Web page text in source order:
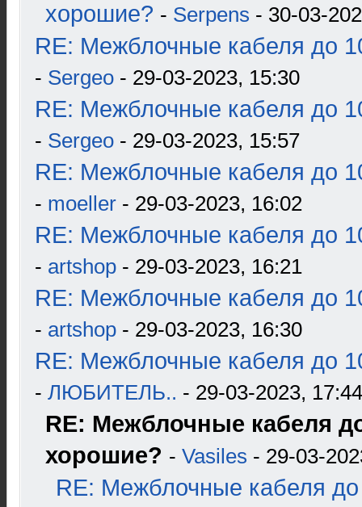
хорошие? - Serpens - 30-03-
RE: Межблочные кабеля до
- Sergeo - 29-03-2023, 15:30
RE: Межблочные кабеля до
- Sergeo - 29-03-2023, 15:57
RE: Межблочные кабеля до
- moeller - 29-03-2023, 16:02
RE: Межблочные кабеля до
- artshop - 29-03-2023, 16:21
RE: Межблочные кабеля до
- artshop - 29-03-2023, 16:30
RE: Межблочные кабеля до
- ЛЮБИТЕЛЬ.. - 29-03-2023, 17:44
RE: Межблочные кабеля
хорошие? - Vasiles - 29-03-
RE: Межблочные кабеля до